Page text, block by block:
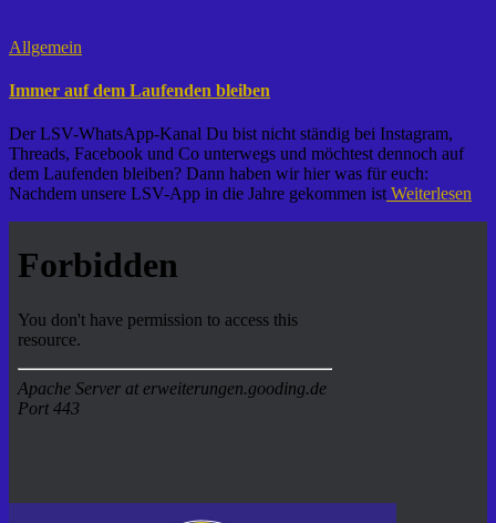
Allgemein
Immer auf dem Laufenden bleiben
Der LSV-WhatsApp-Kanal Du bist nicht ständig bei Instagram,
Threads, Facebook und Co unterwegs und möchtest dennoch auf
dem Laufenden bleiben? Dann haben wir hier was für euch:
Nachdem unsere LSV-App in die Jahre gekommen ist Weiterlesen